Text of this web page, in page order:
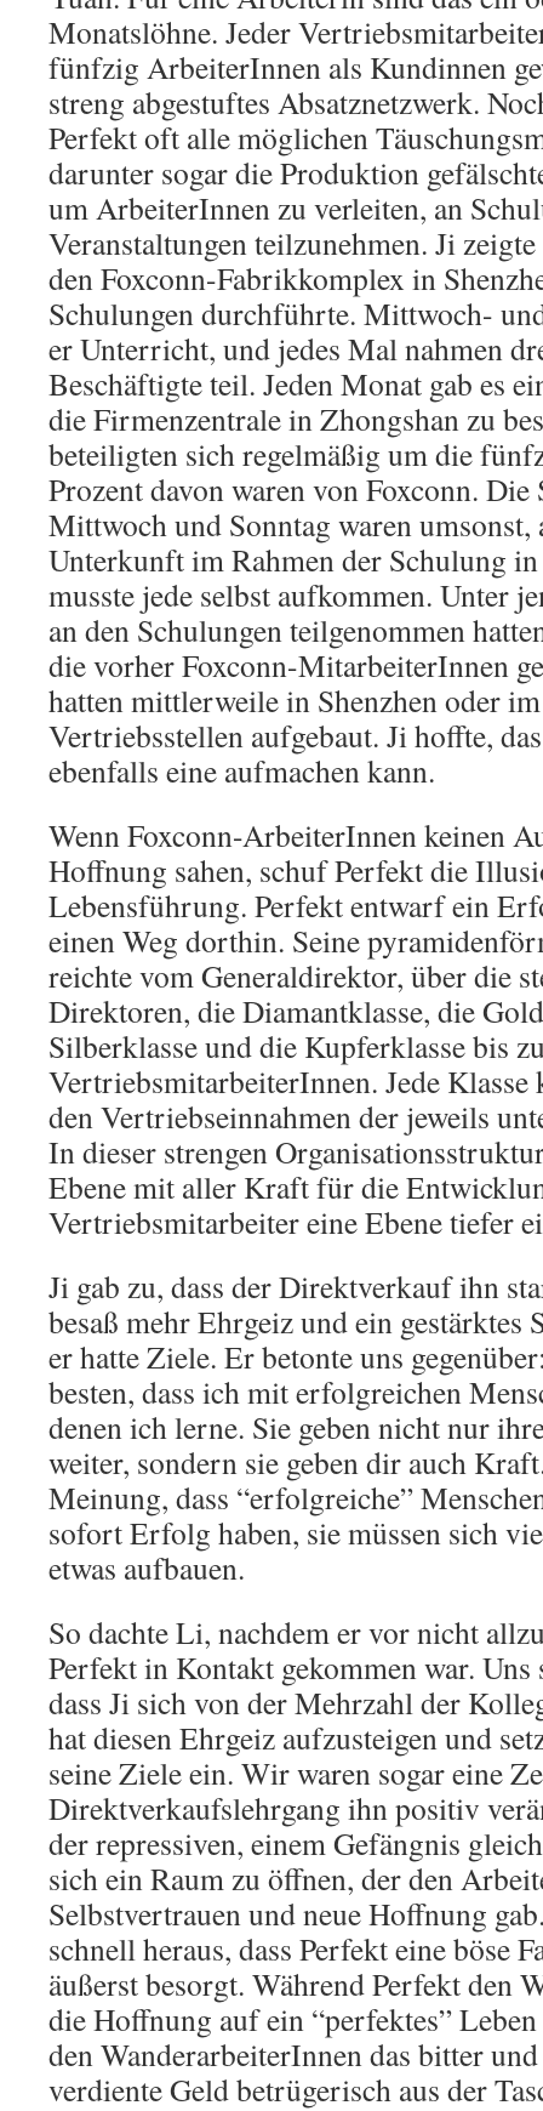
Monatslöhne. Jeder
fünfzig ArbeiterInnen als Kundinnen
streng abgestuftes Absatznetzwerk.
Perfekt oft alle möglichen
darunter sogar die Produktion
um ArbeiterInnen zu verleiten, an
Veranstaltungen teilzunehmen. Ji
den Foxconn-Fabrikkomplex in
Schulungen durchführte. Mittwoch-
er Unterricht, und jedes Mal nahmen
Beschäftigte teil. Jeden Monat gab es
die Firmenzentrale in Zhongshan zu
beteiligten sich regelmäßig um die
Prozent davon waren von Foxconn. Die
Mittwoch und Sonntag waren
Unterkunft im Rahmen der Schulung
musste jede selbst aufkommen. Unter
an den Schulungen teilgenommen
die vorher Foxconn-MitarbeiterInnen
hatten mittlerweile in Shenzhen oder
Vertriebsstellen aufgebaut. Ji hoffte,
ebenfalls eine aufmachen kann.
Wenn Foxconn-ArbeiterInnen keinen
Hoffnung sahen, schuf Perfekt die
Lebensführung. Perfekt entwarf ein
einen Weg dorthin. Seine
reichte vom Generaldirektor, über die
Direktoren, die Diamantklasse, die
Silberklasse und die Kupferklasse bis
VertriebsmitarbeiterInnen. Jede Klasse
den Vertriebseinnahmen der jeweils
In dieser strengen
Ebene mit aller Kraft für die
Vertriebsmitarbeiter eine Ebene tiefer
Ji gab zu, dass der Direktverkauf ihn
besaß mehr Ehrgeiz und ein gestärktes
er hatte Ziele. Er betonte uns
besten, dass ich mit erfolgreichen
denen ich lerne. Sie geben nicht nur
weiter, sondern sie geben dir auch
Meinung, dass “erfolgreiche”
sofort Erfolg haben, sie müssen sich
etwas aufbauen.
So dachte Li, nachdem er vor nicht
Perfekt in Kontakt gekommen war. Uns
dass Ji sich von der Mehrzahl der
hat diesen Ehrgeiz aufzusteigen und
seine Ziele ein. Wir waren sogar eine
Direktverkaufslehrgang ihn positiv
der repressiven, einem Gefängnis
sich ein Raum zu öffnen, der den
Selbstvertrauen und neue Hoffnung
schnell heraus, dass Perfekt eine böse
äußerst besorgt. Während Perfekt den
die Hoffnung auf ein “perfektes”
den WanderarbeiterInnen das bitter
verdiente Geld betrügerisch aus der